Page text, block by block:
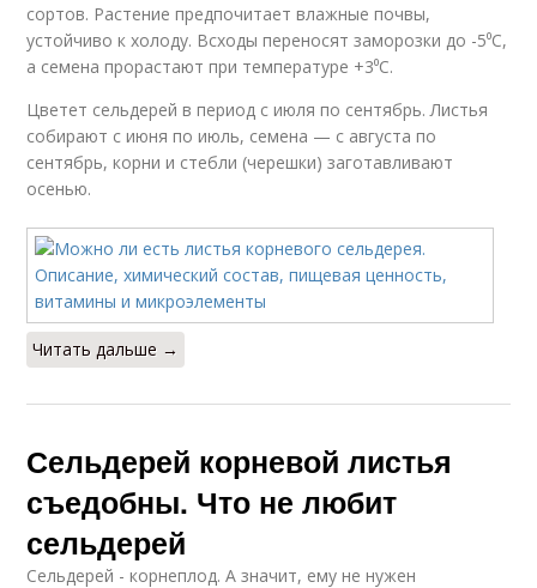
сортов. Растение предпочитает влажные почвы,
устойчиво к холоду. Всходы переносят заморозки до -5⁰С,
а семена прорастают при температуре +3⁰С.
Цветет сельдерей в период с июля по сентябрь. Листья
собирают с июня по июль, семена — с августа по
сентябрь, корни и стебли (черешки) заготавливают
осенью.
Читать дальше →
Сельдерей корневой листья
съедобны. Что не любит
сельдерей
Сельдерей - корнеплод. А значит, ему не нужен